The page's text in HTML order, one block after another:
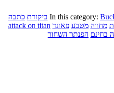
In this category: ביקורת כתבה
מחווה מטבע פאונד attack on titan
בחינם הפנתר השחור